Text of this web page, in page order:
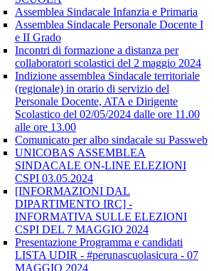
Assemblea Sindacale Infanzia e Primaria
Assemblea Sindacale Personale Docente I
e II Grado
Incontri di formazione a distanza per
collaboratori scolastici del 2 maggio 2024
Indizione assemblea Sindacale territoriale
(regionale) in orario di servizio del
Personale Docente, ATA e Dirigente
Scolastico del 02/05/2024 dalle ore 11.00
alle ore 13.00
Comunicato per albo sindacale su Passweb
UNICOBAS ASSEMBLEA
SINDACALE ON-LINE ELEZIONI
CSPI 03.05.2024
[INFORMAZIONI DAL
DIPARTIMENTO IRC] -
INFORMATIVA SULLE ELEZIONI
CSPI DEL 7 MAGGIO 2024
Presentazione Programma e candidati
LISTA UDIR - #perunascuolasicura - 07
MAGGIO 2024